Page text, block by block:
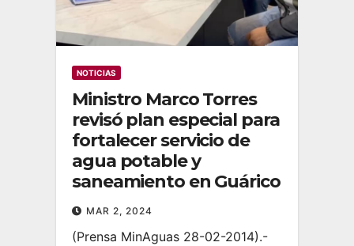
NOTICIAS
Ministro Marco Torres
revisó plan especial para
fortalecer servicio de
agua potable y
saneamiento en Guárico
MAR 2, 2024
(Prensa MinAguas 28-02-2014).-